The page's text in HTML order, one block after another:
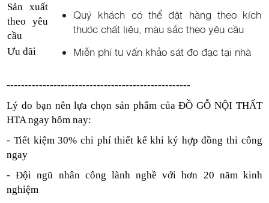
Sản xuất
theo yêu
cầu
Quý khách có thể đặt hàng theo kích
thước chất liệu, màu sắc theo yêu cầu
Ưu đãi Miễn phí tư vấn khảo sát đo đạc tại nhà
---------------------------------------------------
Lý do bạn nên lựa chọn sản phẩm của ĐỒ GỖ NỘI THẤT
HTA ngay hôm nay:
- Tiết kiệm 30% chi phí thiết kế khi ký hợp đồng thi công
ngay
- Đội ngũ nhân công lành nghề với hơn 20 năm kinh
nghiệm